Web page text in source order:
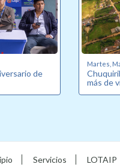
de
Martes,
más de
Servicios LOTAIP